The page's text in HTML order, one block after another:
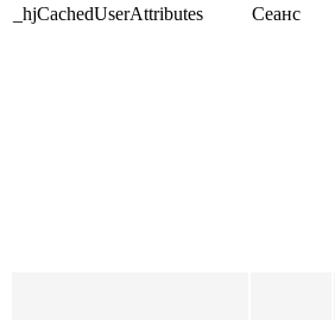
_hjCachedUserAttributes Сеанс